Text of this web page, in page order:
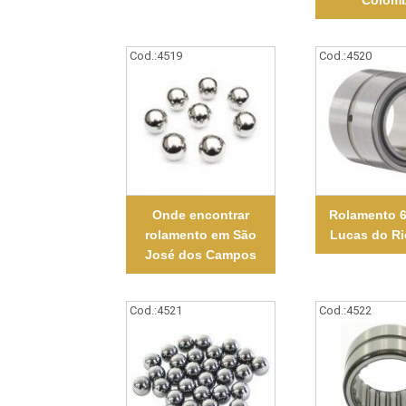
Cod.:4519
Onde encontrar
rolamento em São
José dos Campos
Cod.:4520
Rolamento
Lucas do
Cod.:4521 Cod.:4522